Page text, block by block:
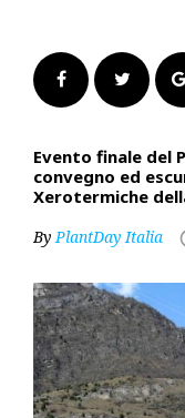
FacebookTwitter
Evento finale del
convegno ed
Xerotermiche
ByPlantDay Italia